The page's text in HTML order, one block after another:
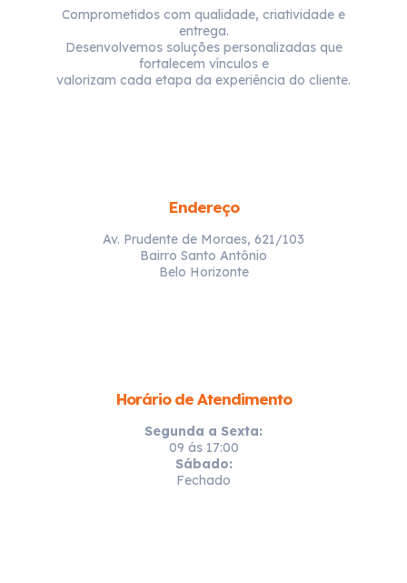
Comprometidos com qualidade, criatividade e
entrega.
Desenvolvemos soluções personalizadas que
fortalecem vínculos e
valorizam cada etapa da experiência do cliente.
Endereço
Av. Prudente de Moraes, 621/103
Bairro Santo Antônio
Belo Horizonte
Horário de Atendimento
Segunda a Sexta:
09 ás 17:00
Sábado:
Fechado